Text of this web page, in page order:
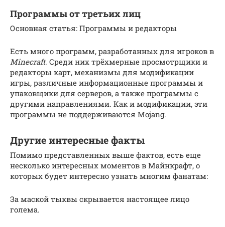
Программы от третьих лиц
Основная статья: Программы и редакторы
Есть много программ, разработанных для игроков в
Minecraft. Среди них трёхмерные просмотрщики и
редакторы карт, механизмы для модификации
игры, различные информационные программы и
упаковщики для серверов, а также программы с
другими направлениями. Как и модификации, эти
программы не поддерживаются Mojang.
Другие интересные факты
Помимо представленных выше фактов, есть еще
несколько интересных моментов в Майнкрафт, о
которых будет интересно узнать многим фанатам:
За маской тыквы скрывается настоящее лицо
голема.